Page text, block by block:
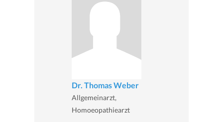
Dr. Thomas Weber
Allgemeinarzt,
Homoeopathiearzt